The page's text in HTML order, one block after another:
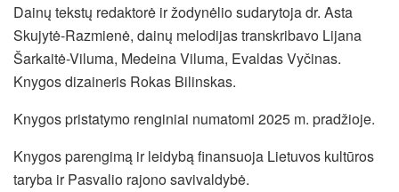
Dainų tekstų redaktorė ir žodynėlio sudarytoja dr. Asta
Skujytė-Razmienė, dainų melodijas transkribavo Lijana
Šarkaitė-Viluma, Medeina Viluma, Evaldas Vyčinas.
Knygos dizaineris Rokas Bilinskas.
Knygos pristatymo renginiai numatomi 2025 m. pradžioje.
Knygos parengimą ir leidybą finansuoja Lietuvos kultūros
taryba ir Pasvalio rajono savivaldybė.